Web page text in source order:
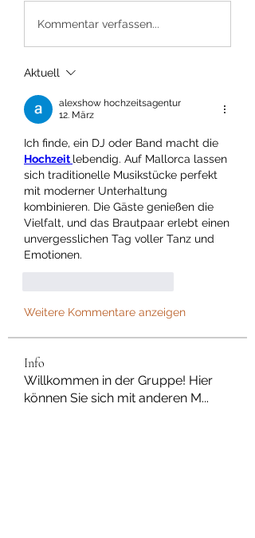
Kommentar verfassen...
Aktuell
alexshow hochzeitsagentur
12. März
Hochzeit lebendig. Auf Mallorca lassen
sich traditionelle Musikstücke perfekt
mit moderner Unterhaltung
kombinieren. Die Gäste genießen die
Vielfalt, und das Brautpaar erlebt einen
unvergesslichen Tag voller Tanz und
Emotionen.
Weitere Kommentare anzeigen
Info
Willkommen in der Gruppe! Hier
können Sie sich mit anderen M...